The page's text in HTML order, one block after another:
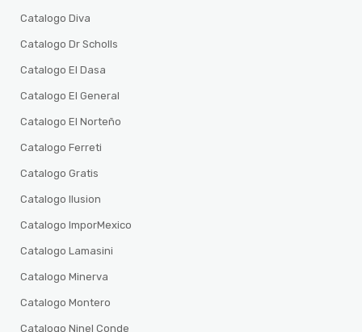
Catalogo Diva
Catalogo Dr Scholls
Catalogo El Dasa
Catalogo El General
Catalogo El Norteño
Catalogo Ferreti
Catalogo Gratis
Catalogo Ilusion
Catalogo ImporMexico
Catalogo Lamasini
Catalogo Minerva
Catalogo Montero
Catalogo Ninel Conde